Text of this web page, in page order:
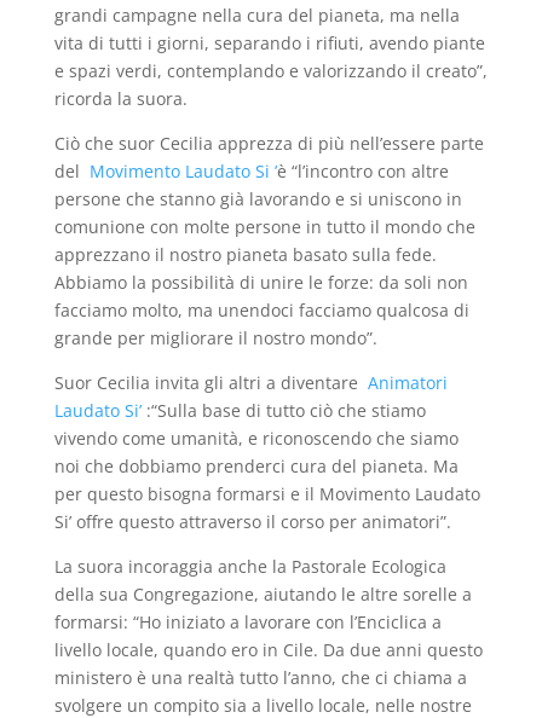
grandi campagne nella cura del pianeta, ma nella
vita di tutti i giorni, separando i rifiuti, avendo piante
e spazi verdi, contemplando e valorizzando il creato”,
ricorda la suora.
Ciò che suor Cecilia apprezza di più nell’essere parte
del Movimento Laudato Si ’è “l’incontro con altre
persone che stanno già lavorando e si uniscono in
comunione con molte persone in tutto il mondo che
apprezzano il nostro pianeta basato sulla fede.
Abbiamo la possibilità di unire le forze: da soli non
facciamo molto, ma unendoci facciamo qualcosa di
grande per migliorare il nostro mondo”.
Suor Cecilia invita gli altri a diventare Animatori
Laudato Si’:“Sulla base di tutto ciò che stiamo
vivendo come umanità, e riconoscendo che siamo
noi che dobbiamo prenderci cura del pianeta. Ma
per questo bisogna formarsi e il Movimento Laudato
Si’ offre questo attraverso il corso per animatori”.
La suora incoraggia anche la Pastorale Ecologica
della sua Congregazione, aiutando le altre sorelle a
formarsi: “Ho iniziato a lavorare con l’Enciclica a
livello locale, quando ero in Cile. Da due anni questo
ministero è una realtà tutto l’anno, che ci chiama a
svolgere un compito sia a livello locale, nelle nostre